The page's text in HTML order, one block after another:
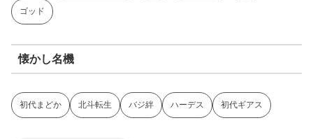
ゴッド
懐かし名機
初代まどか 北斗転生 バジ絆 ハーデス 初代ギアス